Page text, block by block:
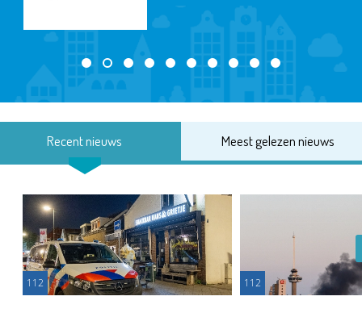
Recent nieuws Meest gelezen nieuws
112 112